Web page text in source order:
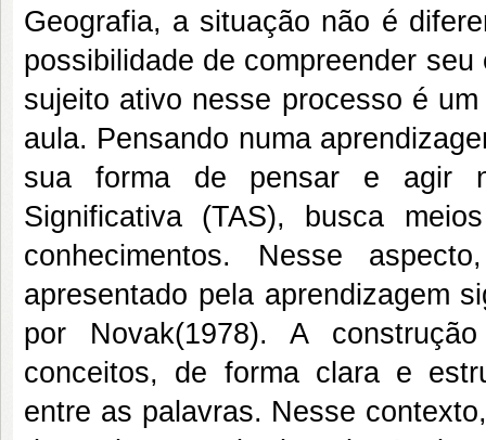
Geografia, a situação não é
possibilidade de compreender
sujeito ativo nesse processo é
aula. Pensando numa
sua forma de pensar e agir
Significativa (TAS), busca
conhecimentos. Nesse
apresentado pela aprendizagem
por Novak(1978). A
conceitos, de forma clara e
entre as palavras. Nesse